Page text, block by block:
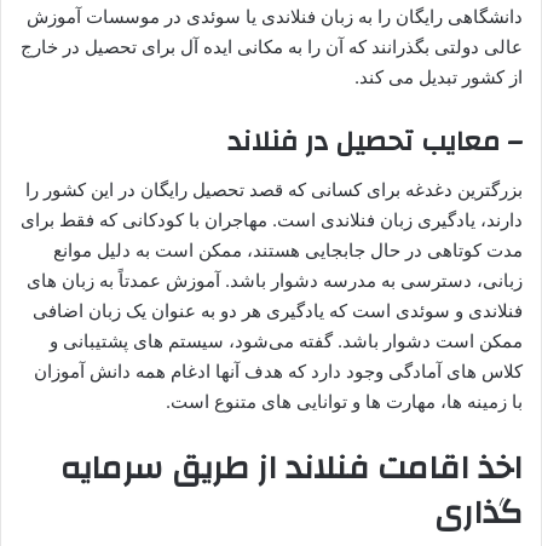
دانشگاهی رایگان را به زبان فنلاندی یا سوئدی در موسسات آموزش
عالی دولتی بگذرانند که آن را به مکانی ایده آل برای تحصیل در خارج
از کشور تبدیل می کند.
– معایب تحصیل در فنلاند
بزرگترین دغدغه برای کسانی که قصد تحصیل رایگان در این کشور را
دارند، یادگیری زبان فنلاندی است. مهاجران با کودکانی که فقط برای
مدت کوتاهی در حال جابجایی هستند، ممکن است به دلیل موانع
زبانی، دسترسی به مدرسه دشوار باشد. آموزش عمدتاً به زبان های
فنلاندی و سوئدی است که یادگیری هر دو به عنوان یک زبان اضافی
ممکن است دشوار باشد. گفته می‌شود، سیستم‌ های پشتیبانی و
کلاس‌ های آمادگی وجود دارد که هدف آنها ادغام همه دانش‌ آموزان
با زمینه‌ ها، مهارت‌ ها و توانایی‌ های متنوع است.
اخذ اقامت فنلاند از طریق سرمایه
گذاری